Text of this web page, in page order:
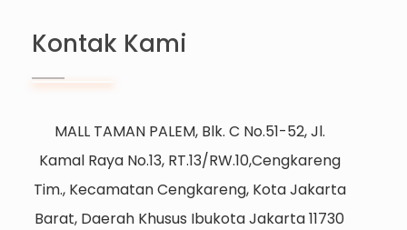
Kontak Kami
MALL TAMAN PALEM, Blk. C No.51-52, Jl.
Kamal Raya No.13, RT.13/RW.10,Cengkareng
Tim., Kecamatan Cengkareng, Kota Jakarta
Barat, Daerah Khusus Ibukota Jakarta 11730